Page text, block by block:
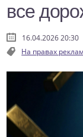
все
16.04.2026 20:30
На правах